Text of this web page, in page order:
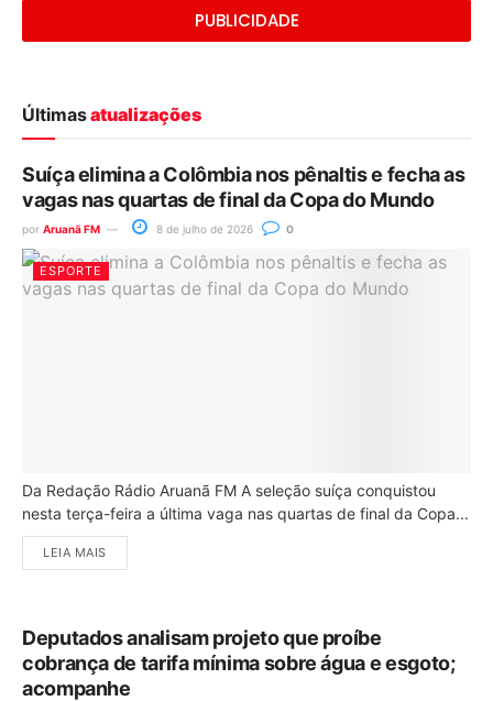
PUBLICIDADE
Últimasatualizações
Suíça elimina a Colômbia nos pênaltis e fecha as
vagas nas quartas de final da Copa do Mundo
por Aruanã FM 8 de julho de 2026 0
ESPORTE
Da Redação Rádio Aruanã FM A seleção suíça conquistou
nesta terça-feira a última vaga nas quartas de final da Copa...
LEIA MAIS
Deputados analisam projeto que proíbe
cobrança de tarifa mínima sobre água e esgoto;
acompanhe